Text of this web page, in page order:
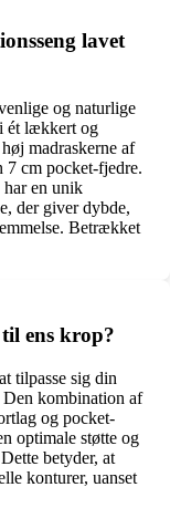
lavet
og naturlige
i ét lækkert og
madraskerne af
7 cm pocket-fjedre.
har en unik
der giver dybde,
Betrækket
ens krop?
tilpasse sig din
kombination af
og pocket-
optimale støtte og
betyder, at
konturer, uanset